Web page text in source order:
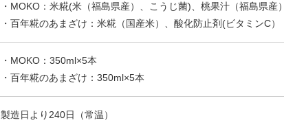
・MOKO：米糀(米（福島県産）、こうじ菌)、桃果汁（福島県産
・百年糀のあまざけ：米糀（国産米）、酸化防止剤(ビタミンC）
・MOKO：350ml×5本
・百年糀のあまざけ：350ml×5本
製造日より240日（常温）